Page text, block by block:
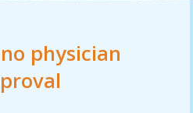
physician